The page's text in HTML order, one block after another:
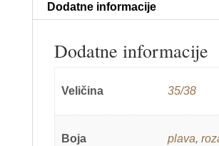
Dodatne informacije
Dodatne informacije
Veličina 35/38
Boja plava,